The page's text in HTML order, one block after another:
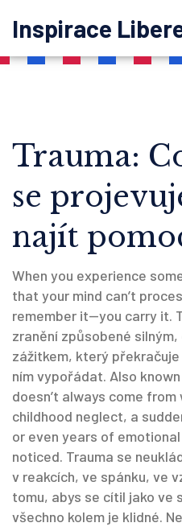
Trauma:
se
najít
When you experience
that your mind can’t
remember it—you carry it.
zranění způsobené
zážitkem, který
ním vypořádat. Also
doesn’t always come
childhood neglect, a
or even years of
noticed. Trauma se
v reakcích, ve spánku, ve
tomu, abys se cítil jako ve
všechno kolem je klidné.